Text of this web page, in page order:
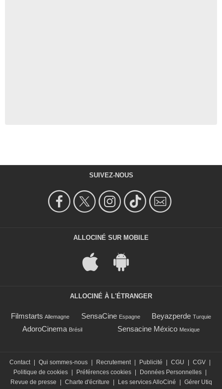
SUIVEZ-NOUS
ALLOCINÉ SUR MOBILE
ALLOCINÉ À L'ÉTRANGER
Filmstarts Allemagne SensaCine Espagne Beyazperde Turquie
AdoroCinema Brésil Sensacine México Mexique
Contact | Qui sommes-nous | Recrutement | Publicité | CGU | CGV |
Politique de cookies | Préférences cookies | Données Personnelles |
Revue de presse
| Charte d'écriture | Les services AlloCiné | Gérer Utiq